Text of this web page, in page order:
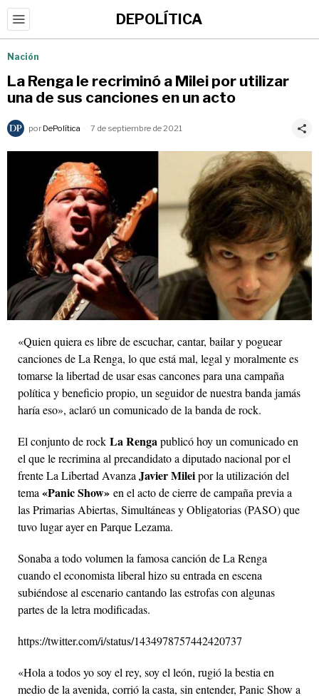
DEPOLÍTICA
Nación
La Renga le recriminó a Milei por utilizar
una de sus canciones en un acto
por DePolítica 7 de septiembre de 2021
«Quien quiera es libre de escuchar, cantar, bailar y poguear
canciones de La Renga, lo que está mal, legal y moralmente es
tomarse la libertad de usar esas cancones para una campaña
política y beneficio propio, un seguidor de nuestra banda jamás
haría eso», aclaró un comunicado de la banda de rock.
El conjunto de rock La Rengapublicó hoy un comunicado en
el que le recrimina al precandidato a diputado nacional por el
frente La Libertad Avanza Javier Mileipor la utilización del
tema «Panic Show» en el acto de cierre de campaña previa a
las Primarias Abiertas, Simultáneas y Obligatorias (PASO) que
tuvo lugar ayer en Parque Lezama.
Sonaba a todo volumen la famosa canción de La Renga
cuando el economista liberal hizo su entrada en escena
subiéndose al escenario cantando las estrofas con algunas
partes de la letra modificadas.
https://twitter.com/i/status/1434978757442420737
«Hola a todos yo soy el rey, soy el león, rugió la bestia en
medio de la avenida, corrió la casta, sin entender, Panic Show a